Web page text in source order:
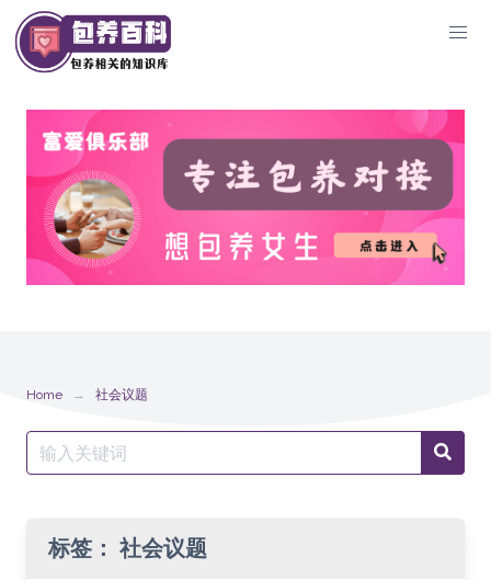
Skip
to
content
Home 社会议题
Search
for:
标签： 社会议题